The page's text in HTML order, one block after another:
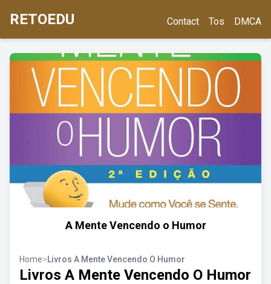
RETOEDU Contact Tos DMCA
A Mente Vencendo o Humor
Home>Livros A Mente Vencendo O Humor
Livros A Mente Vencendo O Humor